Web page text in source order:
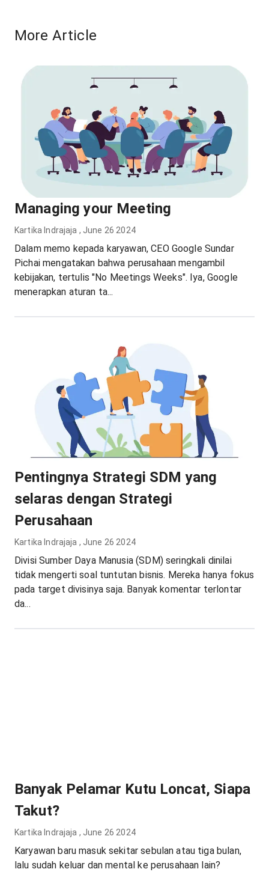
More Article
Managing your Meeting
Kartika Indrajaja , June 26 2024
Dalam memo kepada karyawan, CEO Google Sundar
Pichai mengatakan bahwa perusahaan mengambil
kebijakan, tertulis "No Meetings Weeks". Iya, Google
menerapkan aturan ta...
Pentingnya Strategi SDM yang
selaras dengan Strategi
Perusahaan
Kartika Indrajaja , June 26 2024
Divisi Sumber Daya Manusia (SDM) seringkali dinilai
tidak mengerti soal tuntutan bisnis. Mereka hanya fokus
pada target divisinya saja. Banyak komentar terlontar
da...
Banyak Pelamar Kutu Loncat, Siapa
Takut?
Kartika Indrajaja , June 26 2024
Karyawan baru masuk sekitar sebulan atau tiga bulan,
lalu sudah keluar dan mental ke perusahaan lain?